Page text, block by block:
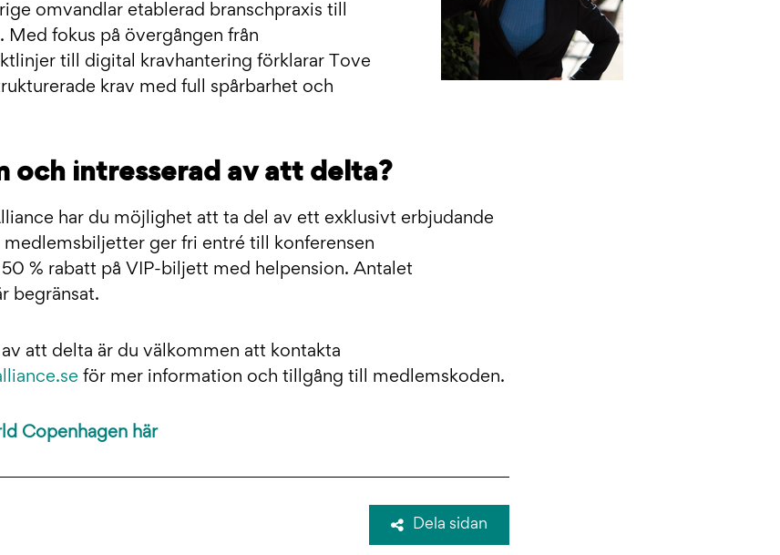
omvandlar etablerad branschpraxis till
Med fokus på övergången från
till digital kravhantering förklarar Tove
krav med full spårbarhet och
och intresserad av att delta?
har du möjlighet att ta del av ett exklusivt erbjudande
medlemsbiljetter ger fri entré till konferensen
% rabatt på VIP-biljett med helpension. Antalet
begränsat.
att delta är du välkommen att kontakta
för mer information och tillgång till medlemskoden.
Copenhagen här
Dela sidan